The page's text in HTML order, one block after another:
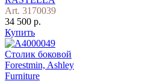
Art. 3170039
34 500 р.
Купить